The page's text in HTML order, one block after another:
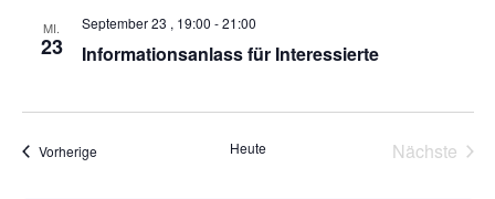
MI.
23
September 23 , 19:00 -21:00
Informationsanlass für Interessierte
VorherigeVeranstaltungen Heute Nächste